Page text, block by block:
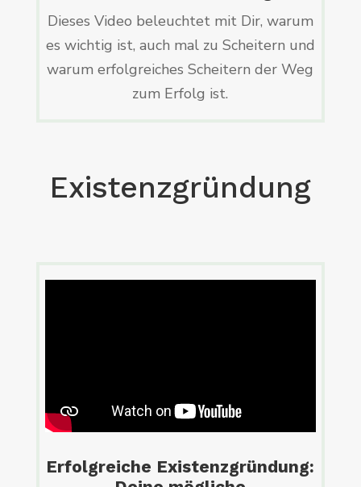
Dieses Video beleuchtet mit Dir, warum
es wichtig ist, auch mal zu Scheitern und
warum erfolgreiches Scheitern der Weg
zum Erfolg ist.
Existenzgründung
Erfolgreiche Existenzgründung: